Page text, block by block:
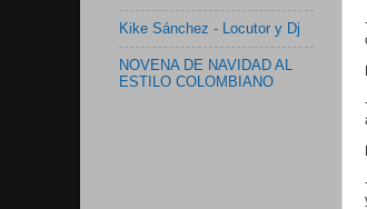
Kike Sánchez - Locutor y Dj
NOVENA DE NAVIDAD AL
ESTILO COLOMBIANO